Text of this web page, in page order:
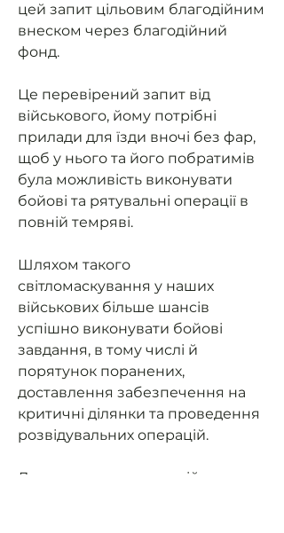
цей запит цільовим благодійним
внеском через благодійний
фонд.
Це перевірений запит від
військового, йому потрібні
прилади для їзди вночі без фар,
щоб у нього та його побратимів
була можливість виконувати
бойові та рятувальні операції в
повній темряві.
Шляхом такого
світломаскування у наших
військових більше шансів
успішно виконувати бойові
завдання, в тому числі й
порятунок поранених,
доставлення забезпечення на
критичні ділянки та проведення
розвідувальних операцій.
Допоможемо нашим військовим